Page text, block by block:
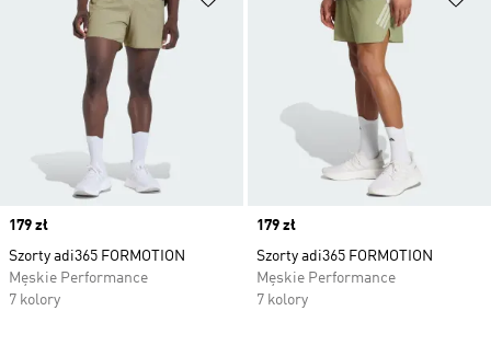
Price
179 zł
Szorty adi365 FORMOTION
Męskie Performance
7 kolory
Price
179 zł
Szorty adi365 FORMOTION
Męskie Performance
7 kolory